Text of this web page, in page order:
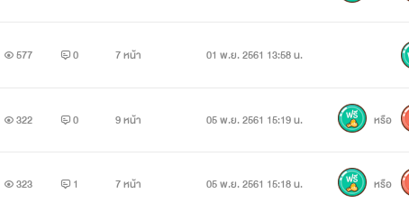
577 0 7 หน้า 01 พ.ย. 2561 13:58 น.
322 0 9 หน้า 05 พ.ย. 2561 15:19 น. หรือ
323 1 7 หน้า 05 พ.ย. 2561 15:18 น. หรือ